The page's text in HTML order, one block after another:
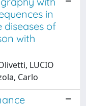
in
diseases of
with
LUCIO
Carlo